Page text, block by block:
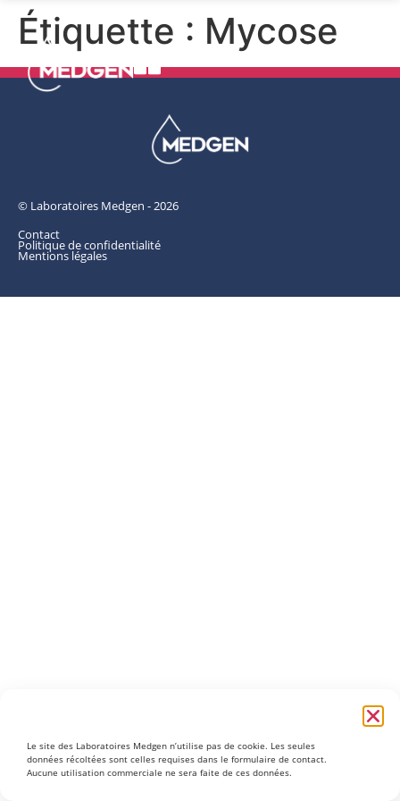
Étiquette : Mycose
© Laboratoires Medgen - 2026
Contact
Politique de confidentialité
Mentions légales
Le site des Laboratoires Medgen n’utilise pas de cookie. Les seules
données récoltées sont celles requises dans le formulaire de contact.
Aucune utilisation commerciale ne sera faite de ces données.